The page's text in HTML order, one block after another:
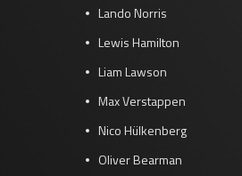
Lando Norris
Lewis Hamilton
Liam Lawson
Max Verstappen
Nico Hülkenberg
Oliver Bearman